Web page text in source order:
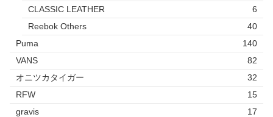
CLASSIC LEATHER
6
Reebok Others
40
Puma
140
VANS
82
オニツカタイガー
32
RFW
15
gravis
17